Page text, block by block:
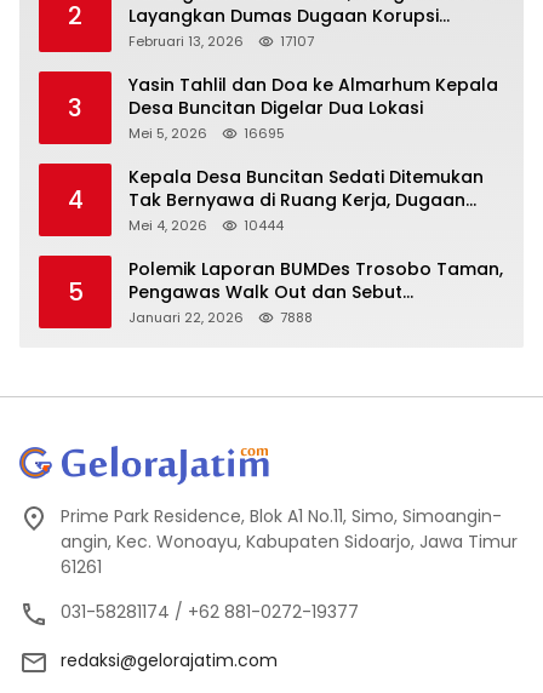
2
Layangkan Dumas Dugaan Korupsi
Oknum DPRD Sidoarjo ke Kapolri
Februari 13, 2026 17107
3
Yasin Tahlil dan Doa ke Almarhum Kepala
Desa Buncitan Digelar Dua Lokasi
Mei 5, 2026 16695
4
Kepala Desa Buncitan Sedati Ditemukan
Tak Bernyawa di Ruang Kerja, Dugaan
Bunuh Diri Menguat
Mei 4, 2026 10444
5
Polemik Laporan BUMDes Trosobo Taman,
Pengawas Walk Out dan Sebut
Kejanggalan
Januari 22, 2026 7888
Prime Park Residence, Blok A1 No.11, Simo, Simoangin-
angin, Kec. Wonoayu, Kabupaten Sidoarjo, Jawa Timur
61261
031-58281174 / +62 881-0272-19377
redaksi@gelorajatim.com